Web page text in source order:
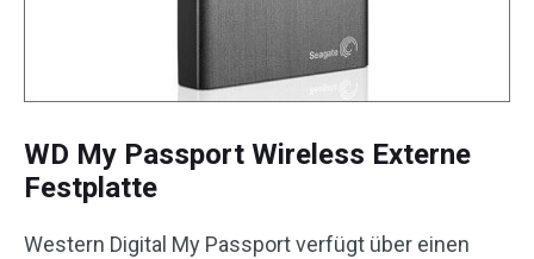
WD My Passport Wireless Externe
Festplatte
Western Digital My Passport verfügt über einen